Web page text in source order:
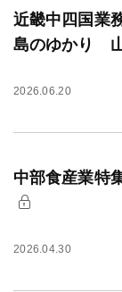
近畿中四国業
島のゆかり
2026.06.20
中部食産業特
2026.04.30